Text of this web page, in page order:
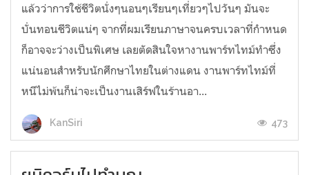
แล้วว่าการใช้ชีวิตนั่งๆนอนๆเรียนๆเที่ยวๆไปวันๆ มันจะ
บั่นทอนชีวิตแน่ๆ จากที่ผมเรียนภาษาจนครบเวลาที่กำหนด
ก็อาจจะว่างเป็นพิเศษ เลยตัดสินใจหางานพาร์ทไทม์ทำซึ่ง
แน่นอนสำหรับนักศึกษาไทยในต่างแดน งานพาร์ทไทม์ที่
หนีไม่พ้นก็น่าจะเป็นงานเสิร์ฟในร้านอา...
KanSiri 473